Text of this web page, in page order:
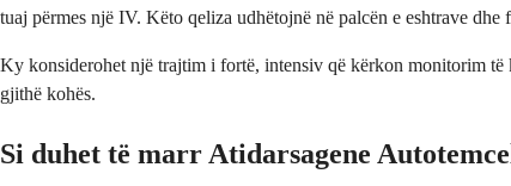
tuaj përmes një IV. Këto qeliza udhëtojnë në palcën e eshtrave
Ky konsiderohet një trajtim i fortë, intensiv që kërkon monitorim të
gjithë kohës.
Si duhet të marr Atidarsagene